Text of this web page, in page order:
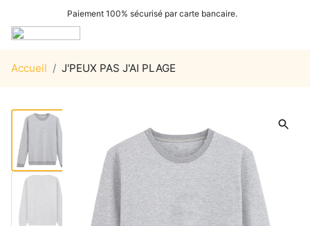
Paiement 100% sécurisé par carte bancaire.
Accueil / J'PEUX PAS J'AI PLAGE